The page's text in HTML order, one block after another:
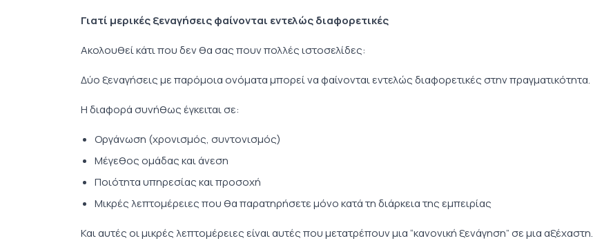
Γιατί μερικές ξεναγήσεις φαίνονται εντελώς διαφορετικές
Ακολουθεί κάτι που δεν θα σας πουν πολλές ιστοσελίδες:
Δύο ξεναγήσεις με παρόμοια ονόματα μπορεί να φαίνονται εντελώς διαφορετικές στην πραγματικότητα.
Η διαφορά συνήθως έγκειται σε:
Οργάνωση (χρονισμός, συντονισμός)
Μέγεθος ομάδας και άνεση
Ποιότητα υπηρεσίας και προσοχή
Μικρές λεπτομέρειες που θα παρατηρήσετε μόνο κατά τη διάρκεια της εμπειρίας
Και αυτές οι μικρές λεπτομέρειες είναι αυτές που μετατρέπουν μια “κανονική ξενάγηση” σε μια αξέχαστη.